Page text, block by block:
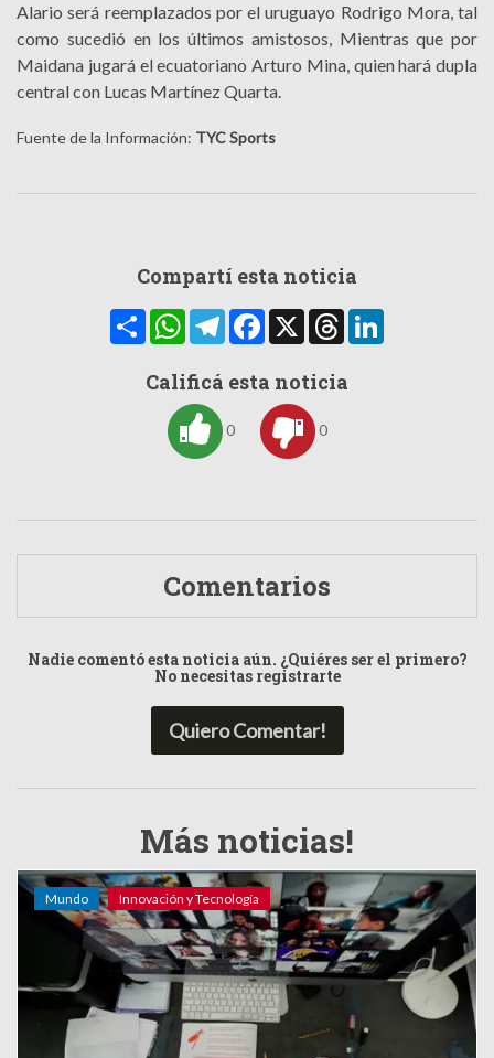
Alario será reemplazados por el uruguayo Rodrigo Mora, tal
como sucedió en los últimos amistosos, Mientras que por
Maidana jugará el ecuatoriano Arturo Mina, quien hará dupla
central con Lucas Martínez Quarta.
Fuente de la Información: TYC Sports
Compartí esta noticia
CompartirWhatsAppTelegramFacebook
X Threads
Calificá esta noticia
0 0
Comentarios
Nadie comentó esta noticia aún. ¿Quiéres ser el primero?
No necesitas registrarte
Quiero Comentar!
Más noticias!
Mundo Innovación y Tecnología